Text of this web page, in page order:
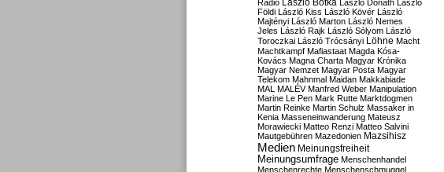
Rádió
László Botka László Donáth László
Földi László Kiss László Kövér László
Majtényi László Marton László Nemes
Jeles László Rajk László Sólyom László
Toroczkai László Trócsányi Löhne Macht
Machtkampf Mafiastaat Magda Kósa-
Kovács Magna Charta Magyar Krónika
Magyar Nemzet Magyar Posta Magyar
Telekom Mahnmal Maidan Makkabiade
MAL MALÉV Manfred Weber Manipulation
Marine Le Pen Mark Rutte Marktdogmen
Martin Reinke Martin Schulz Massaker in
Kenia Masseneinwanderung Mateusz
Morawiecki Matteo Renzi Matteo Salvini
Mautgebühren Mazedonien Mazsihisz
Medien Meinungsfreiheit
Meinungsumfrage Menschenhandel
Menschenrechte Menschenschmuggel